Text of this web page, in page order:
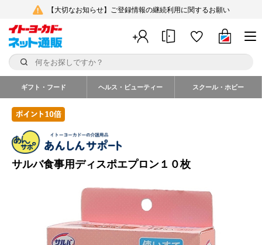
【大切なお知らせ】ご登録情報の継続利用に関するお願い
ギフト・フード ヘルス・ビューティー スクール・ホビー
サルバ食事用ディスポエプロン１０枚